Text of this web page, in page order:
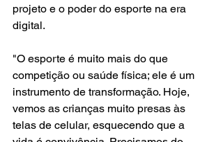
projeto e o poder do esporte na era
digital.
"O esporte é muito mais do que
competição ou saúde física; ele é um
instrumento de transformação. Hoje,
vemos as crianças muito presas às
telas de celular, esquecendo que a